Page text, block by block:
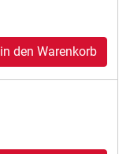
in den Warenkorb